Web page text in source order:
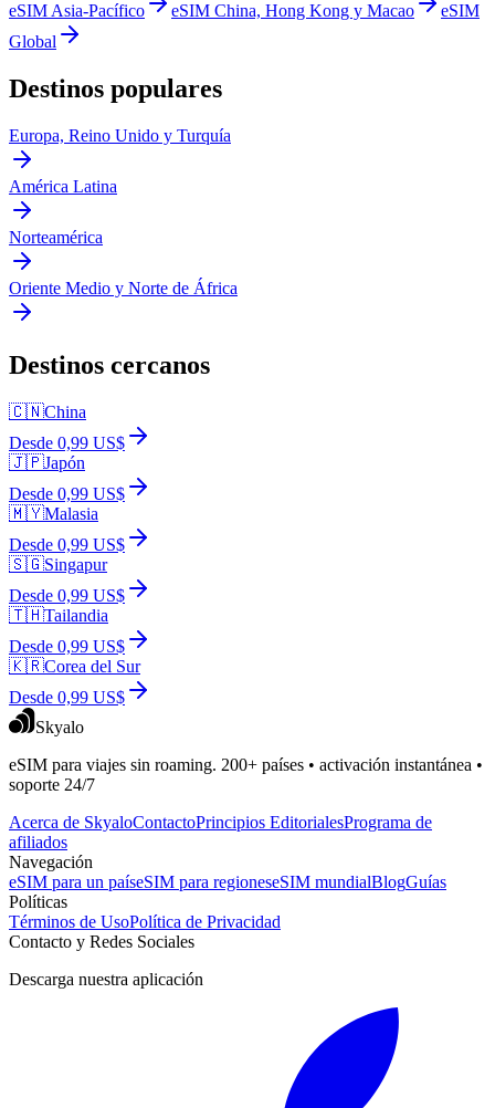
eSIM Asia-Pacífico eSIM China, Hong Kong y Macao
eSIM
Global
Destinos populares
Europa, Reino Unido y Turquía
América Latina
Norteamérica
Oriente Medio y Norte de África
Destinos cercanos
🇨🇳China
Desde 0,99 US$
🇯🇵Japón
Desde 0,99 US$
🇲🇾Malasia
Desde 0,99 US$
🇸🇬Singapur
Desde 0,99 US$
🇹🇭Tailandia
Desde 0,99 US$
🇰🇷Corea del Sur
Desde 0,99 US$
Skyalo
eSIM para viajes sin roaming. 200+ países • activación instantánea •
soporte 24/7
Acerca de SkyaloContactoPrincipios EditorialesPrograma de
afiliados
Navegación
eSIM para un paíseSIM para regioneseSIM mundialBlogGuías
Políticas
Términos de UsoPolítica de Privacidad
Contacto y Redes Sociales
Descarga nuestra aplicación